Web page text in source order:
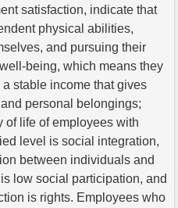
satisfaction, indicate that
physical abilities,
and pursuing their
being, which means they
stable income that gives
personal belongings;
of life of employees with
level is social integration,
between individuals and
low social participation, and
is rights. Employees who